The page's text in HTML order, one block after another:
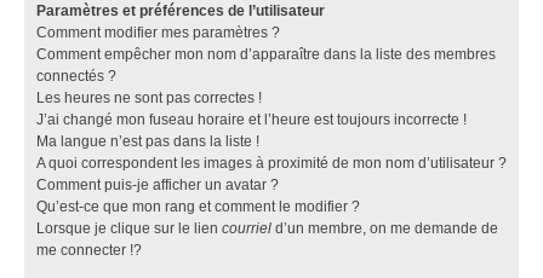
Paramètres et préférences de l’utilisateur
Comment modifier mes paramètres ?
Comment empêcher mon nom d’apparaître dans la liste des membres
connectés ?
Les heures ne sont pas correctes !
J’ai changé mon fuseau horaire et l’heure est toujours incorrecte !
Ma langue n’est pas dans la liste !
A quoi correspondent les images à proximité de mon nom d’utilisateur ?
Comment puis-je afficher un avatar ?
Qu’est-ce que mon rang et comment le modifier ?
Lorsque je clique sur le lien courriel d’un membre, on me demande de
me connecter !?